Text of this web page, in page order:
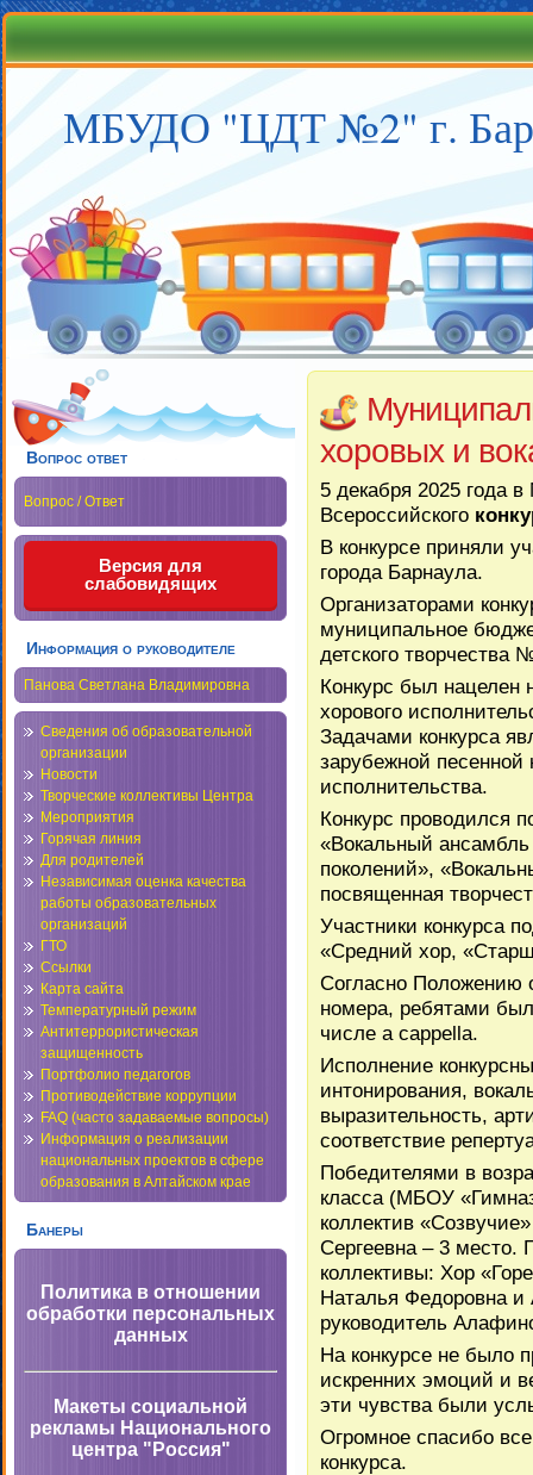
МБУДО "ЦДТ №2" г.
Вопрос ответ
Вопрос / Ответ
Версия для
слабовидящих
Информация о руководителе
Панова Светлана Владимировна
Сведения об образовательной
организации
Новости
Творческие коллективы Центра
Мероприятия
Горячая линия
Для родителей
Независимая оценка качества
работы образовательных
организаций
ГТО
Ссылки
Карта сайта
Температурный режим
Антитеррористическая
защищенность
Портфолио педагогов
Противодействие коррупции
FAQ (часто задаваемые вопросы)
Информация о реализации
национальных проектов в сфере
образования в Алтайском крае
Банеры
Политика в отношении
обработки персональных
данных
Макеты социальной
рекламы Национального
центра "Россия"
хоровых и
5 декабря 2025 года
Всероссийского
В конкурсе приняли
города Барнаула.
Организаторами
муниципальное
детского творчества
Конкурс был нацелен
хорового
Задачами конкурса
зарубежной
исполнительства.
Конкурс проводился
«Вокальный
поколений»,
посвященная
Участники конкурса
«Средний хор,
Согласно Положению
номера, ребятами
числе a cappella.
Исполнение
интонирования,
выразительность,
соответствие
Победителями в
класса (МБОУ
коллектив
Сергеевна – 3 место.
коллективы: Хор
Наталья Федоровна
руководитель
На конкурсе не было
искренних эмоций и
эти чувства были
Огромное спасибо
конкурса.